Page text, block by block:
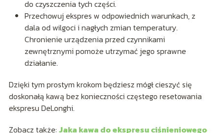
do czyszczenia tych części.
Przechowuj ekspres w odpowiednich warunkach, z
dala od wilgoci i nagłych zmian temperatury.
Chronienie urządzenia przed czynnikami
zewnętrznymi pomoże utrzymać jego sprawne
działanie.
Dzięki tym prostym krokom będziesz mógł cieszyć się
doskonałą kawą bez konieczności częstego resetowania
ekspresu DeLonghi.
Zobacz także: Jaka kawa do ekspresu ciśnieniowego